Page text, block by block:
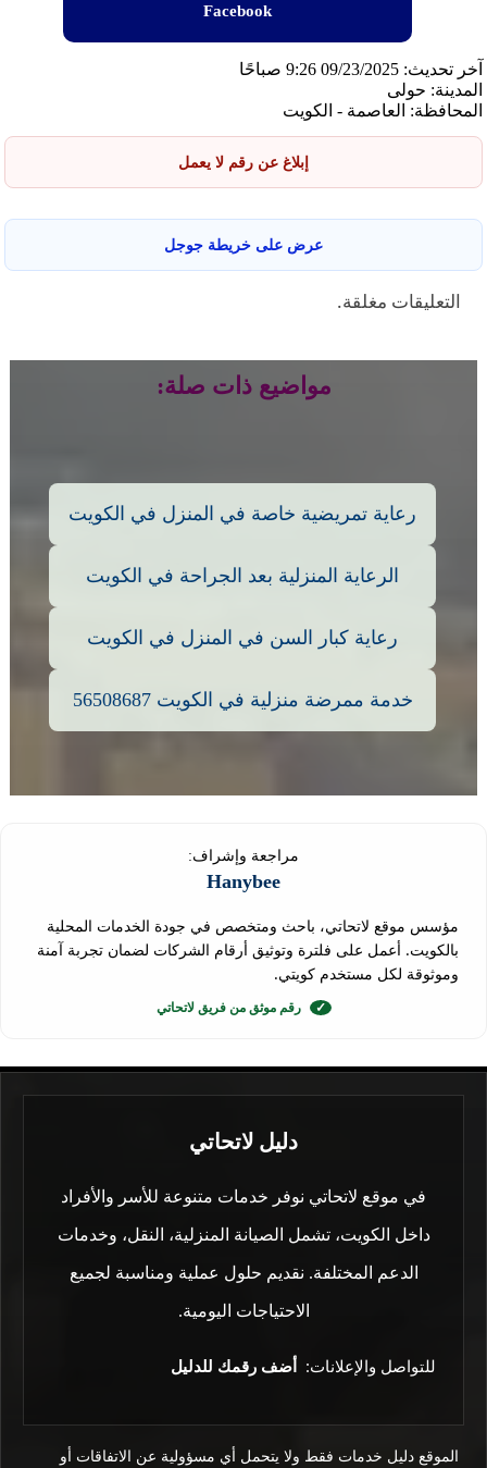
Facebook
آخر تحديث: 09/23/2025 9:26 صباحًا
المدينة: حولى
المحافظة: العاصمة - الكويت
إبلاغ عن رقم لا يعمل
عرض على خريطة جوجل
التعليقات مغلقة.
مواضيع ذات صلة:
رعاية تمريضية خاصة في المنزل في الكويت
الرعاية المنزلية بعد الجراحة في الكويت
رعاية كبار السن في المنزل في الكويت
خدمة ممرضة منزلية في الكويت 56508687
مراجعة وإشراف:
Hanybee
مؤسس موقع لاتحاتي، باحث ومتخصص في جودة الخدمات المحلية
بالكويت. أعمل على فلترة وتوثيق أرقام الشركات لضمان تجربة آمنة
وموثوقة لكل مستخدم كويتي.
✓ رقم موثق من فريق لاتحاتي
دليل لاتحاتي
في موقع لاتحاتي نوفر خدمات متنوعة للأسر والأفراد
داخل الكويت، تشمل الصيانة المنزلية، النقل، وخدمات
الدعم المختلفة. نقديم حلول عملية ومناسبة لجميع
الاحتياجات اليومية.
للتواصل والإعلانات: أضف رقمك للدليل
الموقع دليل خدمات فقط ولا يتحمل أي مسؤولية عن الاتفاقات أو